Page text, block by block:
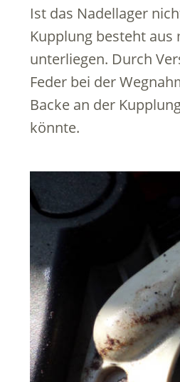
Ist das Nadellager
Kupplung besteht aus
unterliegen. Durch
Feder bei der
Backe an der
könnte.